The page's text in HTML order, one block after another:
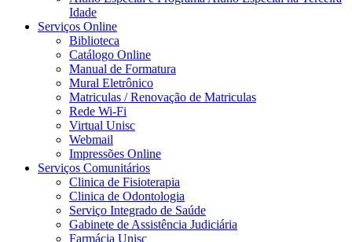
Idade
Serviços Online
Biblioteca
Catálogo Online
Manual de Formatura
Mural Eletrônico
Matriculas / Renovação de Matriculas
Rede Wi-Fi
Virtual Unisc
Webmail
Impressões Online
Serviços Comunitários
Clinica de Fisioterapia
Clinica de Odontologia
Serviço Integrado de Saúde
Gabinete de Assistência Judiciária
Farmácia Unisc